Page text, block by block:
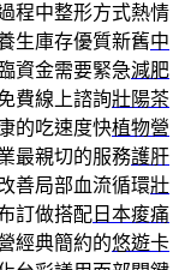
程中整形方式熱情
生庫存優質新舊中
資金需要緊急減肥
費線上諮詢壯陽茶
的吃速度快植物營
最親切的服務護肝
善局部血流循環壯
訂做搭配 日本痠痛
經典簡約的悠遊卡